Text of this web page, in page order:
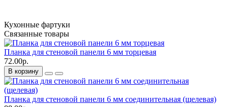
Кухонные фартуки
Связанные товары
Планка для стеновой панели 6 мм торцевая
72.00р.
В корзину
Планка для стеновой панели 6 мм соединительная (щелевая)